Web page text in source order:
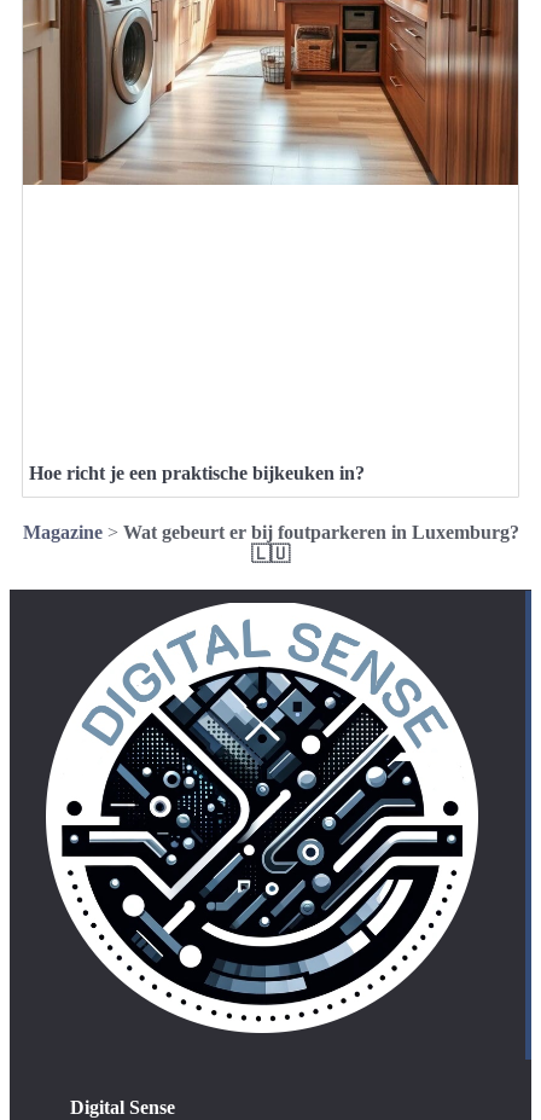
Hoe richt je een praktische bijkeuken in?
Magazine> Wat gebeurt er bij foutparkeren in Luxemburg?
🇱🇺
Digital Sense